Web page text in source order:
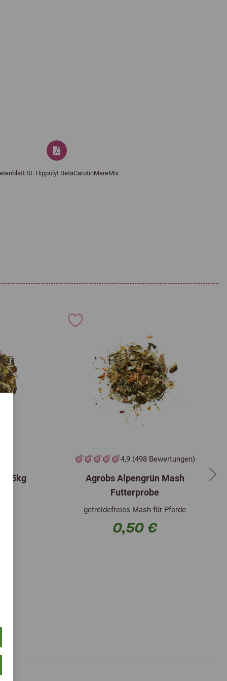
St. Hippolyt BetaCarotinMareMix
15kg
4,9 (498 Bewertungen)
Agrobs Alpengrün Mash
Futterprobe
getreidefreies Mash für Pferde
0,50 €
Next